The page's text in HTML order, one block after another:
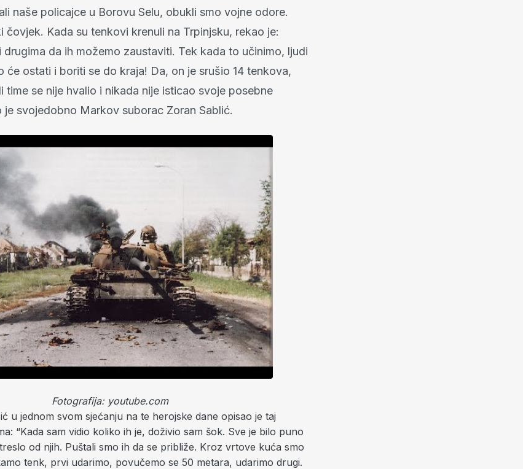
naše policajce u Borovu Selu, obukli smo vojne odore.
čovjek. Kada su tenkovi krenuli na Trpinjsku, rekao je:
da ih možemo zaustaviti. Tek kada to učinimo, ljudi
će ostati i boriti se do kraja! Da, on je srušio 14 tenkova,
time se nije hvalio i nikada nije isticao svoje posebne
je svojedobno Markov suborac Zoran Sablić.
Fotografija: youtube.com
u jednom svom sjećanju na te herojske dane opisao je taj
“Kada sam vidio koliko ih je, doživio sam šok. Sve je bilo puno
od njih. Puštali smo ih da se približe. Kroz vrtove kuća smo
tenk, prvi udarimo, povučemo se 50 metara, udarimo drugi.